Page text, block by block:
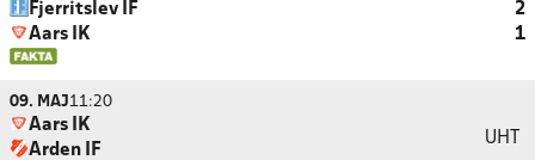
Fjerritslev IF
2
Aars IK
1
09. MAJ11:20
Aars IK
Arden IF
UHT